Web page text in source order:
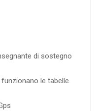
di sostegno
funzionano le tabelle